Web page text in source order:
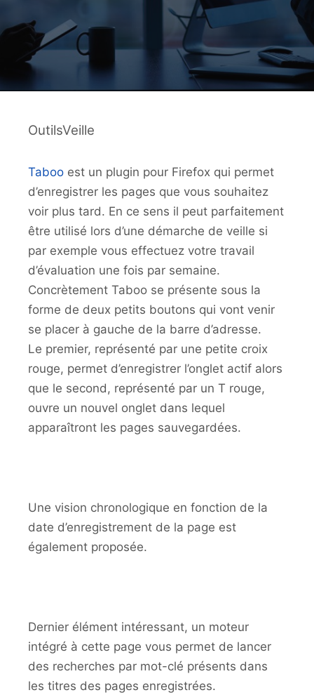
OutilsVeille
Taboo est un plugin pour Firefox qui permet
d’enregistrer les pages que vous souhaitez
voir plus tard. En ce sens il peut parfaitement
être utilisé lors d’une démarche de veille si
par exemple vous effectuez votre travail
d’évaluation une fois par semaine.
Concrètement Taboo se présente sous la
forme de deux petits boutons qui vont venir
se placer à gauche de la barre d’adresse.
Le premier, représenté par une petite croix
rouge, permet d’enregistrer l’onglet actif alors
que le second, représenté par un T rouge,
ouvre un nouvel onglet dans lequel
apparaîtront les pages sauvegardées.
Une vision chronologique en fonction de la
date d’enregistrement de la page est
également proposée.
Dernier élément intéressant, un moteur
intégré à cette page vous permet de lancer
des recherches par mot-clé présents dans
les titres des pages enregistrées.